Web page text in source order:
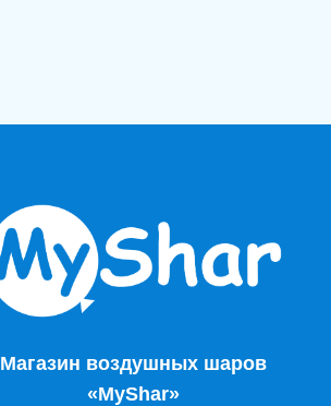
Магазин воздушных шаров
«MyShar»